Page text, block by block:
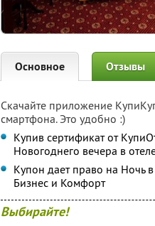
Основное Отзывы
Скачайте приложение
смартфона. Это удобно :)
Купив сертификат от
Новогоднего вечера в
Купон дает право на Ночь
Бизнес и Комфорт
Выбирайте!